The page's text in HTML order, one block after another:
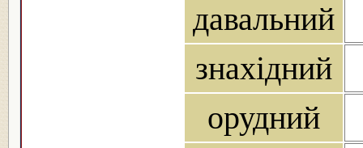
давальний
знахідний
орудний